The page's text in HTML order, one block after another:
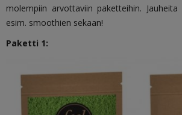
molempiin arvottaviin paketteihin.
esim. smoothien sekaan!
Paketti 1: